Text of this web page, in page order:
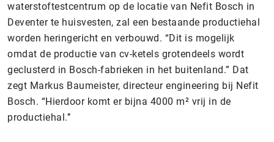
waterstoftestcentrum op de locatie van Nefit Bosch in
Deventer te huisvesten, zal een bestaande productiehal
worden heringericht en verbouwd. “Dit is mogelijk
omdat de productie van cv-ketels grotendeels wordt
geclusterd in Bosch-fabrieken in het buitenland.” Dat
zegt Markus Baumeister, directeur engineering bij Nefit
Bosch. “Hierdoor komt er bijna 4000 m² vrij in de
productiehal.’’